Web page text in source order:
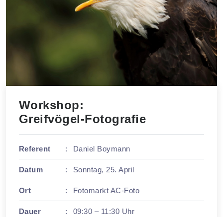
Workshop:
Greifvögel-Fotografie
Referent : Daniel Boymann
Datum : Sonntag, 25. April
Ort : Fotomarkt AC-Foto
Dauer : 09:30 – 11:30 Uhr